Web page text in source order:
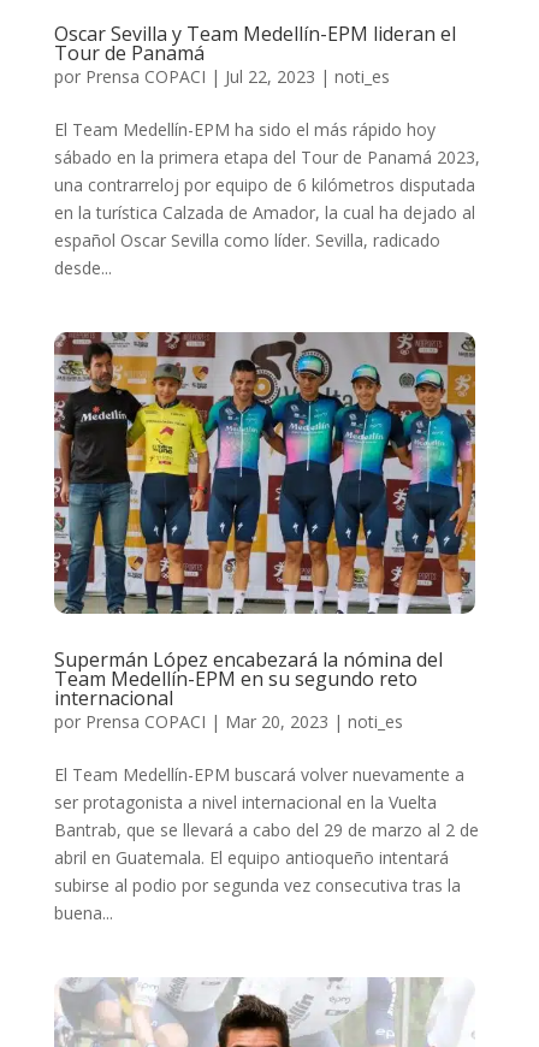
Oscar Sevilla y Team Medellín-EPM lideran el
Tour de Panamá
por Prensa COPACI | Jul 22, 2023 | noti_es
El Team Medellín-EPM ha sido el más rápido hoy
sábado en la primera etapa del Tour de Panamá 2023,
una contrarreloj por equipo de 6 kilómetros disputada
en la turística Calzada de Amador, la cual ha dejado al
español Oscar Sevilla como líder. Sevilla, radicado
desde...
Supermán López encabezará la nómina del
Team Medellín-EPM en su segundo reto
internacional
por Prensa COPACI | Mar 20, 2023 | noti_es
El Team Medellín-EPM buscará volver nuevamente a
ser protagonista a nivel internacional en la Vuelta
Bantrab, que se llevará a cabo del 29 de marzo al 2 de
abril en Guatemala. El equipo antioqueño intentará
subirse al podio por segunda vez consecutiva tras la
buena...